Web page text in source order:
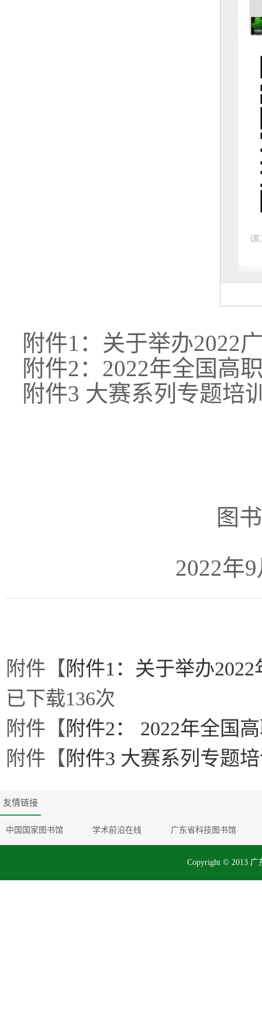
附件1：关于举办2022
附件2：2022年全国高
附件3 大赛系列专题培
图书
2022年9月
附件【 附件1：关于举办
已下载136次
附件【 附件2： 2022年全国
附件【 附件3 大赛系列专题
友情链接
中国国家图书馆 学术前沿在线 广东省科技图书馆
Copyright © 2013 广